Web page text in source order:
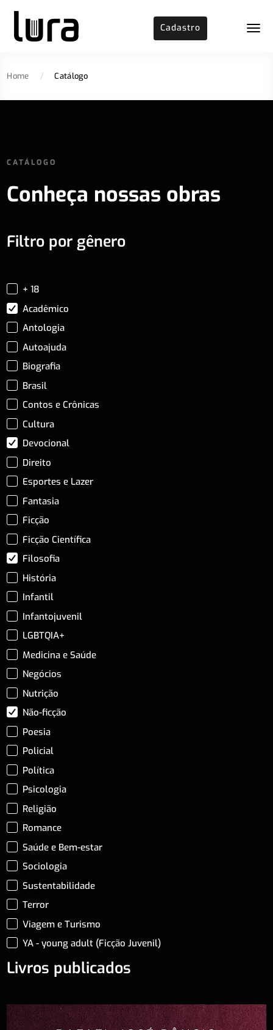
Cadastro
Home / Catálogo
CATÁLOGO
Conheça nossas obras
Filtro por gênero
+ 18
Acadêmico
Antologia
Autoajuda
Biografia
Brasil
Contos e Crônicas
Cultura
Devocional
Direito
Esportes e Lazer
Fantasia
Ficção
Ficção Científica
Filosofia
História
Infantil
Infantojuvenil
LGBTQIA+
Medicina e Saúde
Negócios
Nutrição
Não-ficção
Poesia
Policial
Política
Psicologia
Religião
Romance
Saúde e Bem-estar
Sociologia
Sustentabilidade
Terror
Viagem e Turismo
YA - young adult (Ficção Juvenil)
Livros publicados